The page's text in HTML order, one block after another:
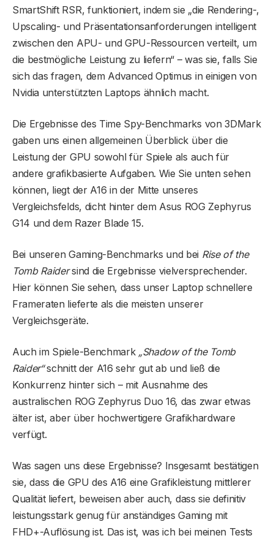
SmartShift RSR, funktioniert, indem sie „die Rendering-,
Upscaling- und Präsentationsanforderungen intelligent
zwischen den APU- und GPU-Ressourcen verteilt, um
die bestmögliche Leistung zu liefern“ – was sie, falls Sie
sich das fragen, dem Advanced Optimus in einigen von
Nvidia unterstützten Laptops ähnlich macht.
Die Ergebnisse des Time Spy-Benchmarks von 3DMark
gaben uns einen allgemeinen Überblick über die
Leistung der GPU sowohl für Spiele als auch für
andere grafikbasierte Aufgaben. Wie Sie unten sehen
können, liegt der A16 in der Mitte unseres
Vergleichsfelds, dicht hinter dem Asus ROG Zephyrus
G14 und dem Razer Blade 15.
Bei unseren Gaming-Benchmarks und bei Rise of the
Tomb Raidersind die Ergebnisse vielversprechender.
Hier können Sie sehen, dass unser Laptop schnellere
Frameraten lieferte als die meisten unserer
Vergleichsgeräte.
Auch im Spiele-Benchmark „Shadow of the Tomb
Raider“schnitt der A16 sehr gut ab und ließ die
Konkurrenz hinter sich – mit Ausnahme des
australischen ROG Zephyrus Duo 16, das zwar etwas
älter ist, aber über hochwertigere Grafikhardware
verfügt.
Was sagen uns diese Ergebnisse? Insgesamt bestätigen
sie, dass die GPU des A16 eine Grafikleistung mittlerer
Qualität liefert, beweisen aber auch, dass sie definitiv
leistungsstark genug für anständiges Gaming mit
FHD+-Auflösung ist. Das ist, was ich bei meinen Tests